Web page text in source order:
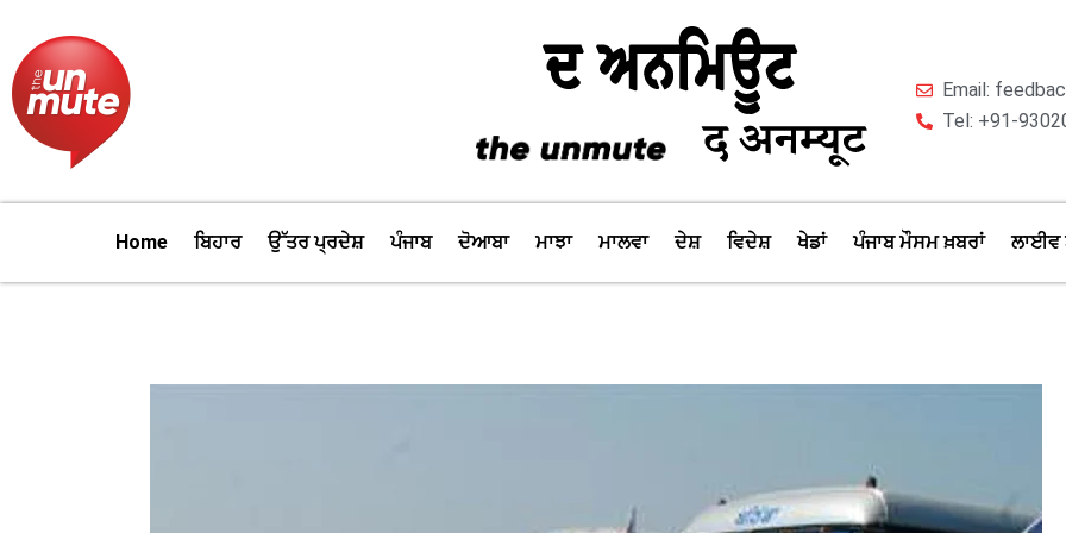
content
Email:
Tel: +91-
Home ਬਿਹਾਰ ਉੱਤਰ ਪ੍ਰਦੇਸ਼ ਪੰਜਾਬ ਦੋਆਬਾ ਮਾਝਾ ਮਾਲਵਾ ਦੇਸ਼ ਵਿਦੇਸ਼ ਖੇਡਾਂ ਪੰਜਾਬ ਮੌਸਮ ਖ਼ਬਰਾਂ ਲਾਈਵ